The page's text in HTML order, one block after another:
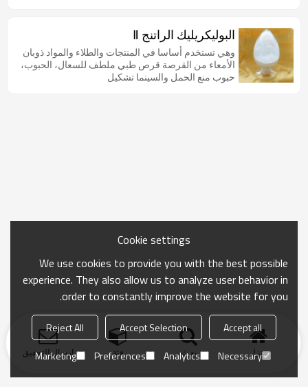
البوليكريليك الراتنج Ⅱ
وهي تستخدم أساسا في المنتجات والطلاء والمواد ذوبان
الأمعاء من القرصة قرص طبي ملطف للسعال، الحبوب،
حبوب منع الحمل والسينما تشكيل
منزل بحث فئة ارسال التحقيق
Cookie settings
We use cookies to provide you with the best possible
experience. They also allow us to analyze user behavior in
order to constantly improve the website for you.
Accept all
Accept Selection
Reject All
Necessary
Analytics
Preferences
Marketing